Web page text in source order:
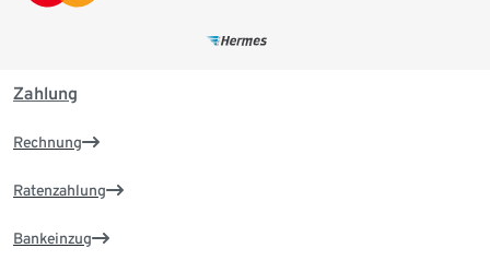
Zahlung
Rechnung
Ratenzahlung
Bankeinzug